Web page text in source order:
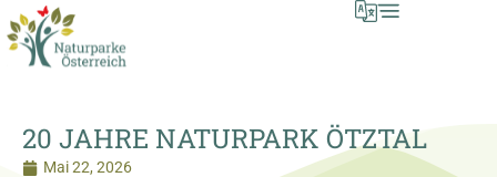
20 JAHRE NATURPARK ÖTZTAL
Mai 22, 2026